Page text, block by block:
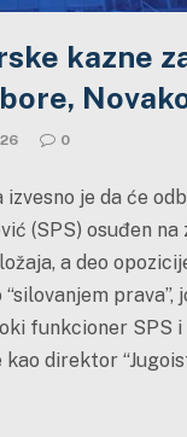
kazne
0
je da će
(SPS) osuđen
a deo
funkcioner SPS
direktor